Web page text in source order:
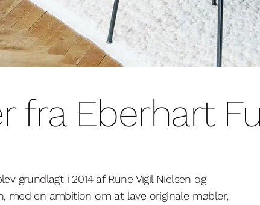
fra Eberhart
grundlagt i 2014 af Rune Vigil Nielsen og
med en ambition om at lave originale møbler,